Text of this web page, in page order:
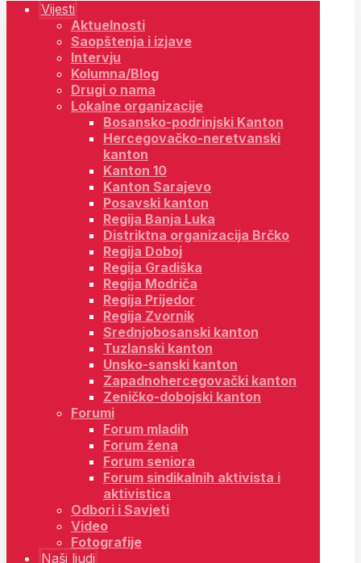
Vijesti
Aktuelnosti
Saopštenja i izjave
Intervju
Kolumna/Blog
Drugi o nama
Lokalne organizacije
Bosansko-podrinjski Kanton
Hercegovačko-neretvanski
kanton
Kanton 10
Kanton Sarajevo
Posavski kanton
Regija Banja Luka
Distriktna organizacija Brčko
Regija Doboj
Regija Gradiška
Regija Modriča
Regija Prijedor
Regija Zvornik
Srednjobosanski kanton
Tuzlanski kanton
Unsko-sanski kanton
Zapadnohercegovački kanton
Zeničko-dobojski kanton
Forumi
Forum mladih
Forum žena
Forum seniora
Forum sindikalnih aktivista i
aktivistica
Odbori i Savjeti
Video
Fotografije
Naši ljudi